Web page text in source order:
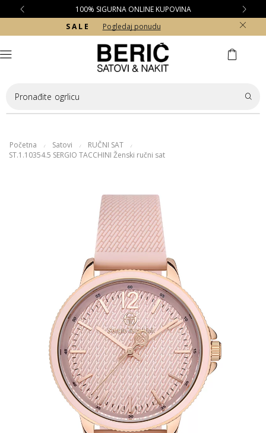
100% SIGURNA ONLINE KUPOVINA
S A L E
Pogledaj ponudu
Pronađite ogrlicu
Početna / Satovi / RUČNI SAT /
ST.1.10354.5 SERGIO TACCHINI Ženski ručni sat